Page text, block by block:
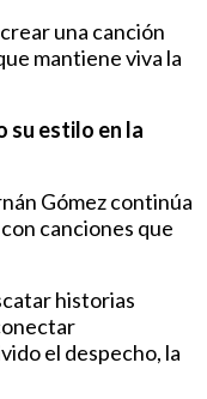
una canción
mantiene viva la
su estilo en la
Gómez continúa
canciones que
historias
el despecho, la